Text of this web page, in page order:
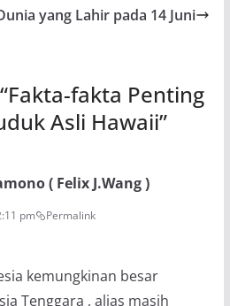
yang Lahir pada 14 Juni
Fakta-fakta Penting
Asli Hawaii”
( Felix J.Wang )
pm Permalink
kemungkinan besar
Tenggara , alias masih